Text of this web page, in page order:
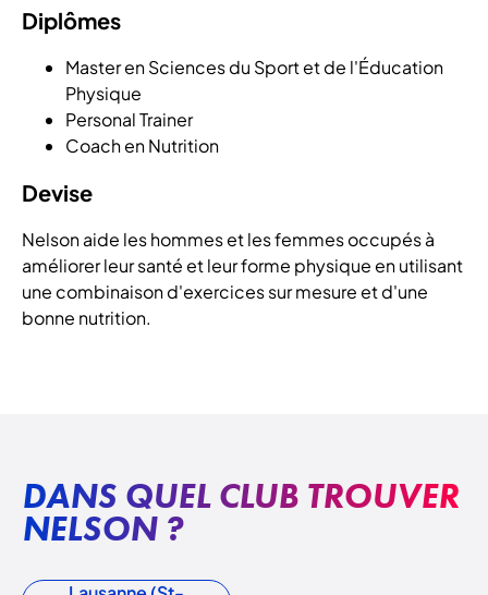
Diplômes
Master en Sciences du Sport et de l'Éducation
Physique
Personal Trainer
Coach en Nutrition
Devise
Nelson aide les hommes et les femmes occupés à
améliorer leur santé et leur forme physique en utilisant
une combinaison d'exercices sur mesure et d'une
bonne nutrition.
DANS QUEL CLUB TROUVER
NELSON ?